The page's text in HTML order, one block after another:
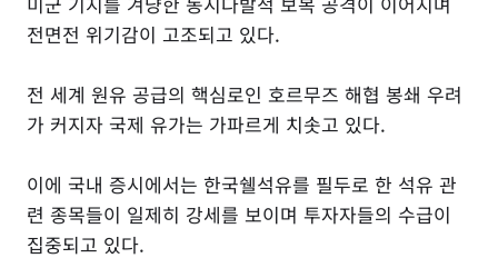
전면전 위기감이 고조되고 있다.
전 세계 원유 공급의 핵심로인 호르무즈 해협 봉쇄 우려
가 커지자 국제 유가는 가파르게 치솟고 있다.
이에 국내 증시에서는 한국쉘석유를 필두로 한 석유 관
련 종목들이 일제히 강세를 보이며 투자자들의 수급이
집중되고 있다.